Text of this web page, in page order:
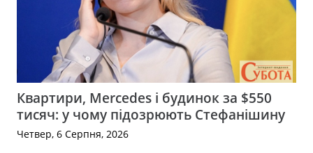
Квартири, Mercedes і будинок за $550
тисяч: у чому підозрюють Стефанішину
Четвер, 6 Серпня, 2026